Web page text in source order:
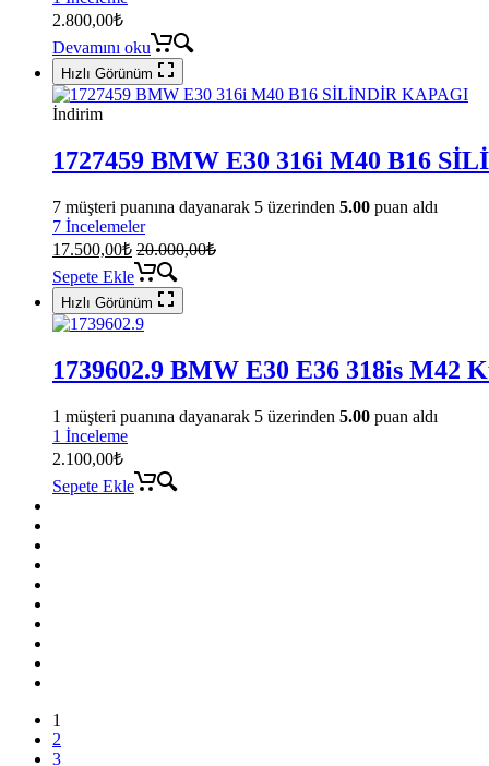
2.800,00₺
Devamını oku
Hızlı Görünüm
İndirim
1727459 BMW E30 316i M40 B16
7 müşteri puanına dayanarak 5 üzerinden 5.00 puan aldı
7 İncelemeler
17.500,00₺ 20.000,00₺
Sepete Ekle
Hızlı Görünüm
1739602.9 BMW E30 E36 318is M42
1 müşteri puanına dayanarak 5 üzerinden 5.00 puan aldı
1 İnceleme
2.100,00₺
Sepete Ekle
1
2
3